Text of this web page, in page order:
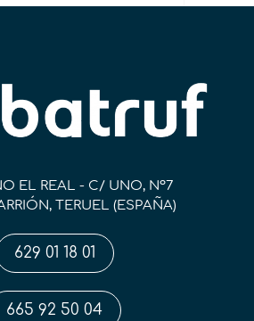
EL REAL - C/ UNO, Nº7
TERUEL (ESPAÑA)
629 01 18 01
665 92 50 04